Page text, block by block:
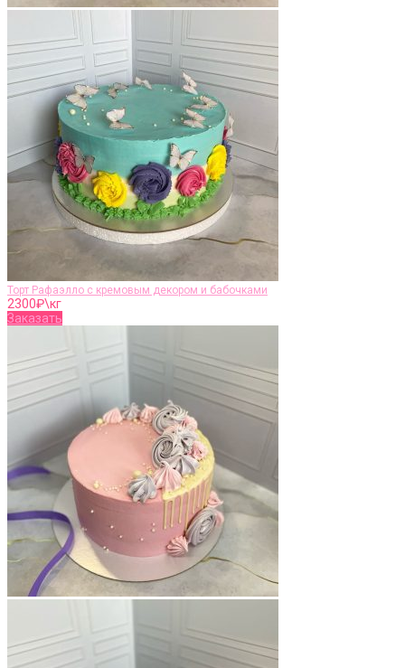
Торт Рафаэлло с кремовым декором и бабочками
2300₽\кг
Заказать